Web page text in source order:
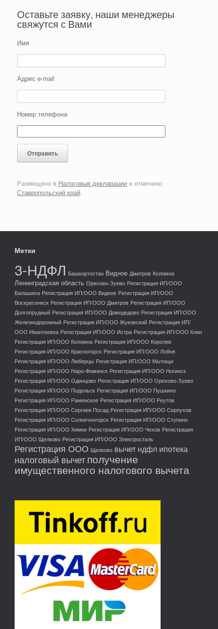
Оставьте заявку, наши менеджеры
свяжутся с Вами
Имя
Адрес e-mail
Номер телефона
Размещено в Налоговые декларации и отмечено
Ставропольский край.
Метки
3-НДФЛ Башкортостан Видное Дмитров Коломна
Ленинградская область Орехово-Зуево Регистрация ИП/ООО
Балашиха Регистрация ИП/ООО Видное Регистрация ИП/ООО
Воскресенкск Регистрация ИП/ООО Дмитров Регистрация ИП/ООО
Долгопрудный Регистрация ИП/ООО Домодедово Регистрация ИП/ООО
Железнодорожный Регистрация ИП/ООО Жуковский Регистрация ИП/
ООО Ивантеевка Регистрация ИП/ООО Истра Регистрация ИП/ООО Клин
Регистрация ИП/ООО Коломна Регистрация ИП/ООО Королев
Регистрация ИП/ООО Красногорск Регистрация ИП/ООО Лобня
Регистрация ИП/ООО Люберцы Регистрация ИП/ООО Мытищи
Регистрация ИП/ООО Наро-Фоминск Регистрация ИП/ООО Ногинск
Регистрация ИП/ООО Одинцово Регистрация ИП/ООО Орехово-Зуево
Регистрация ИП/ООО Подольск Регистрация ИП/ООО Пушкино
Регистрация ИП/ООО Раменское Регистрация ИП/ООО Реутов
Регистрация ИП/ООО Сергиев Посад Регистрация ИП/ООО Серпухов
Регистрация ИП/ООО Солнечногорск Регистрация ИП/ООО Ступино
Регистрация ИП/ООО Химки Регистрация ИП/ООО Чехов Регистрация
ИП/ООО Щелково Регистрация ИП/ООО Электросталь
Регистрация ООО Щелково вычет ндфл ипотека
налоговый вычетполучение
имущественного налогового вычета